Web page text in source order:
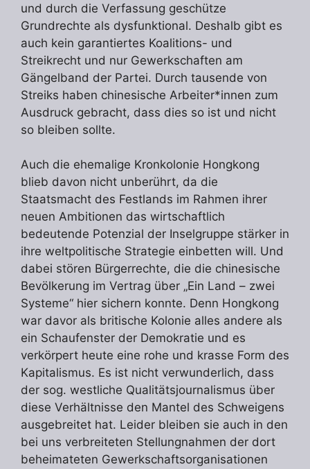
und durch die Verfassung geschütze
Grundrechte als dysfunktional. Deshalb gibt es
auch kein garantiertes Koalitions- und
Streikrecht und nur Gewerkschaften am
Gängelband der Partei. Durch tausende von
Streiks haben chinesische Arbeiter*innen zum
Ausdruck gebracht, dass dies so ist und nicht
so bleiben sollte.
Auch die ehemalige Kronkolonie Hongkong
blieb davon nicht unberührt, da die
Staatsmacht des Festlands im Rahmen ihrer
neuen Ambitionen das wirtschaftlich
bedeutende Potenzial der Inselgruppe stärker in
ihre weltpolitische Strategie einbetten will. Und
dabei stören Bürgerrechte, die die chinesische
Bevölkerung im Vertrag über „Ein Land – zwei
Systeme“ hier sichern konnte. Denn Hongkong
war davor als britische Kolonie alles andere als
ein Schaufenster der Demokratie und es
verkörpert heute eine rohe und krasse Form des
Kapitalismus. Es ist nicht verwunderlich, dass
der sog. westliche Qualitätsjournalismus über
diese Verhältnisse den Mantel des Schweigens
ausgebreitet hat. Leider bleiben sie auch in den
bei uns verbreiteten Stellungnahmen der dort
beheimateten Gewerkschaftsorganisationen